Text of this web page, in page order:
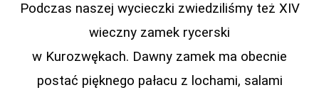
Podczas naszej wycieczki zwiedziliśmy też XIV
wieczny zamek rycerski
w Kurozwękach. Dawny zamek ma obecnie
postać pięknego pałacu z lochami, salami